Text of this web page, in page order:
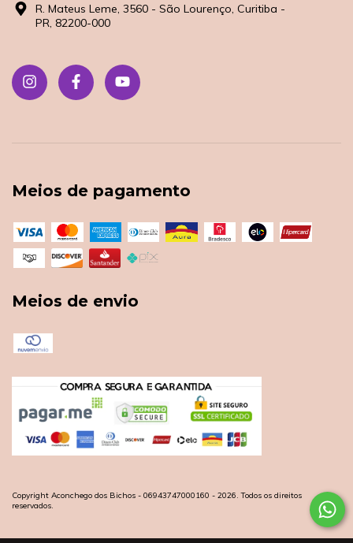
R. Mateus Leme, 3560 - São Lourenço, Curitiba -
PR, 82200-000
Meios de pagamento
Meios de envio
Copyright Aconchego dos Bichos - 06943747000160 - 2026. Todos os direitos
reservados.